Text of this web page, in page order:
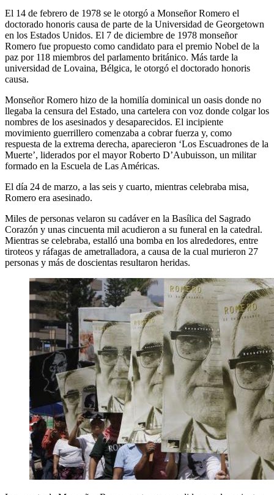
El 14 de febrero de 1978 se le otorgó a Monseñor Romero el
doctorado honoris causa de parte de la Universidad de Georgetown
en los Estados Unidos. El 7 de diciembre de 1978 monseñor
Romero fue propuesto como candidato para el premio Nobel de la
paz por 118 miembros del parlamento británico. Más tarde la
universidad de Lovaina, Bélgica, le otorgó el doctorado honoris
causa.
Monseñor Romero hizo de la homilía dominical un oasis donde no
llegaba la censura del Estado, una cartelera con voz donde colgar los
nombres de los asesinados y desaparecidos. El incipiente
movimiento guerrillero comenzaba a cobrar fuerza y, como
respuesta de la extrema derecha, aparecieron ‘Los Escuadrones de la
Muerte’, liderados por el mayor Roberto D’Aubuisson, un militar
formado en la Escuela de Las Américas.
El día 24 de marzo, a las seis y cuarto, mientras celebraba misa,
Romero era asesinado.
Miles de personas velaron su cadáver en la Basílica del Sagrado
Corazón y unas cincuenta mil acudieron a su funeral en la catedral.
Mientras se celebraba, estalló una bomba en los alrededores, entre
tiroteos y ráfagas de ametralladora, a causa de la cual murieron 27
personas y más de doscientas resultaron heridas.